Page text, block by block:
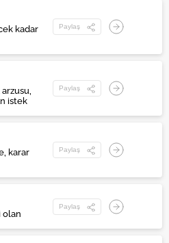
kadar
Paylaş
istek
Paylaş
karar
Paylaş
olan
Paylaş